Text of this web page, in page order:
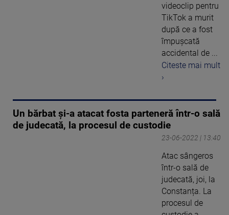
videoclip pentru
TikTok a murit
după ce a fost
împușcată
accidental de ...
Citeste mai mult
›
Un bărbat și-a atacat fosta parteneră într-o sală
de judecată, la procesul de custodie
23-06-2022 | 13:40
Atac sângeros
într-o sală de
judecată, joi, la
Constanța. La
procesul de